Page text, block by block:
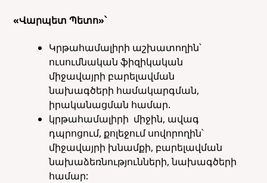
«Վարպետ Պետո»՝
Կրթահամալիրի աշխատողին՝
ուսումնական ֆիզիկական
միջավայրի բարելավման
նախագծերի համակարգման,
իրականացման համար.
կրթահամալիրի միջին, ավագ
դպրոցում, քոլեջում սովորողին՝
միջավայրի խնամքի, բարելավման
նախաձեռնությունների, նախագծերի
համար: